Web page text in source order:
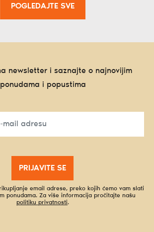
POGLEDAJTE SVE
newsletter i saznajte o najnovijim
ponudama i popustima
PRIJAVITE SE
email adrese, preko kojih ćemo vam slati
ponudama. Za više informacija pročitajte našu
politiku privatnosti.